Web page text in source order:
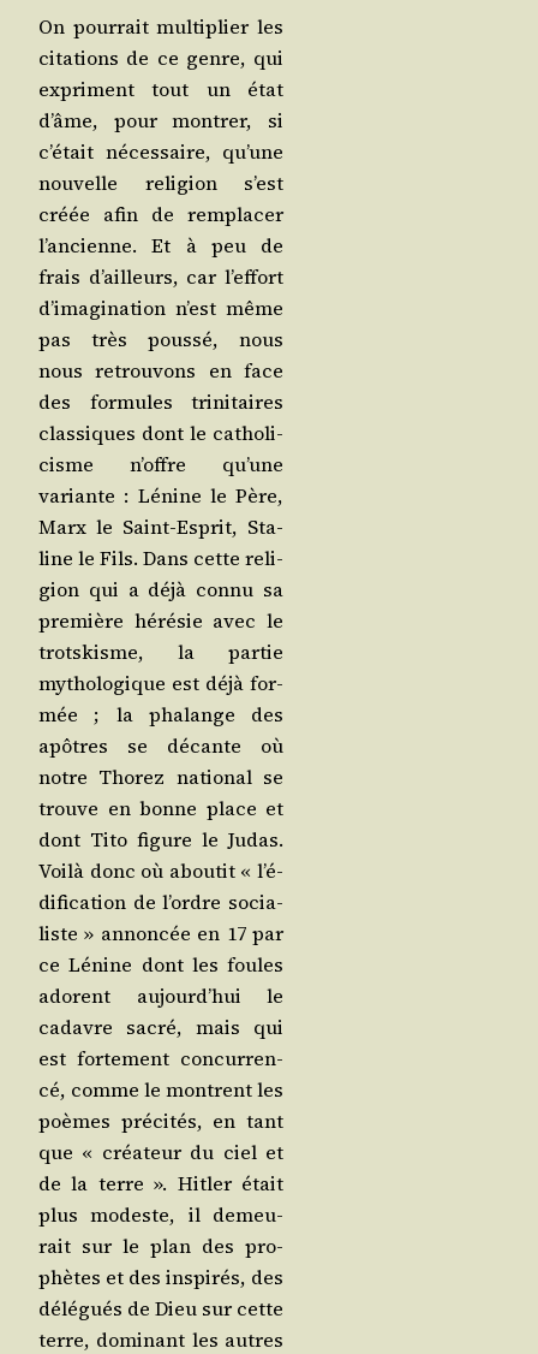
On pour­rait mul­ti­plier les
cita­tions de ce genre, qui
expriment tout un état
d’âme, pour mon­trer, si
c’é­tait néces­saire, qu’une
nou­velle reli­gion s’est
créée afin de rem­pla­cer
l’an­cienne. Et à peu de
frais d’ailleurs, car l’ef­fort
d’i­ma­gi­na­tion n’est même
pas très pous­sé, nous
nous retrou­vons en face
des for­mules tri­ni­taires
clas­siques dont le catho­li­
cisme n’offre qu’une
variante : Lénine le Père,
Marx le Saint-Esprit, Sta­
line le Fils. Dans cette reli­
gion qui a déjà connu sa
pre­mière héré­sie avec le
trots­kisme, la par­tie
mytho­lo­gique est déjà for­
mée ; la pha­lange des
apôtres se décante où
notre Tho­rez natio­nal se
trouve en bonne place et
dont Tito figure le Judas.
Voi­là donc où abou­tit « l’é­
di­fi­ca­tion de l’ordre socia­
liste » annon­cée en 17 par
ce Lénine dont les foules
adorent aujourd’­hui le
cadavre sacré, mais qui
est for­te­ment concur­ren­
cé, comme le montrent les
poèmes pré­ci­tés, en tant
que « créa­teur du ciel et
de la terre ». Hit­ler était
plus modeste, il demeu­
rait sur le plan des pro­
phètes et des ins­pi­rés, des
délé­gués de Dieu sur cette
terre, domi­nant les autres